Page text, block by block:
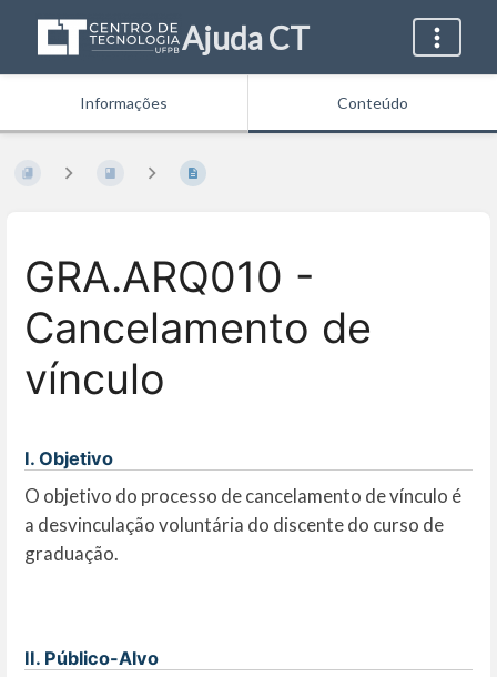
Ajuda CT
Informações Conteúdo
GRA.ARQ010 -
Cancelamento de
vínculo
I. Objetivo
O objetivo do processo de cancelamento de vínculo é
a desvinculação voluntária do discente do curso de
graduação.
II. Público-Alvo